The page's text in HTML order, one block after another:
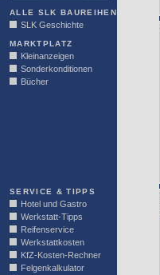
ALLE SLK BAUREIHEN
SLK Geschichte
MARKTPLATZ
Kleinanzeigen
Sonderkonditionen
Bücher
SERVICE & TIPPS
Hotel und Gastro
Werkstatt-Tipps
Reifenservice
Werkstattkosten
KfZ-Kosten-Rechner
Felgenkalkulator